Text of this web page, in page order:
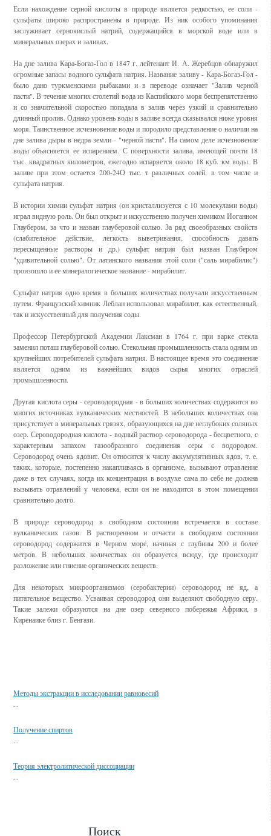
Если нахождение серной кислоты в природе является редкостью, ее соли -
сульфаты широко распространены в природе. Из ник особого упоминания
заслуживает сернокислый натрий, содержащийся в морской воде или в
минеральных озерах и заливах.
На дне залива Кара-Богаз-Гол в 1847 г. лейтенант И. А. Жеребцов обнаружил
огромные запасы водного сульфата натрия. Название заливу - Кара-Богаз-Гол -
было дано туркменскими рыбаками и в переводе означает "Залив черной
паcти". В течение многих столетий вода из Каспийского моря беспрепятственно
и со значительной скоростью попадала в залив через узкий и сравнительно
длинный пролив. Однако уровень воды в заливе всегда сказывался ниже уровня
моря. Таинственное исчезновение воды и породило представление о наличии на
дне залива дыры в недра земли - "черной пасти". На самом деле исчезновение
воды объясняется ее испарением. С поверхности залива, имеющей почти 18
тыс. квадратных километров, ежегодно испаряется около 18 куб. км воды. В
заливе при этом остается 200-24О тыс. т различных солей, в том числе и
сульфата натрия.
В истории химии сульфат натрия (он кристаллизуется с 10 молекулами воды)
играл видную роль. Он был открыт и искусственно получен химиком Иоганном
Глаубером, за что и назван глауберовой солью. За ряд своеобразных свойств
(слабительное действие, легкость выветривания, способность давать
пересыщенные растворы и др.) сульфат натрия был назван Глаубером
"удивительной солью". От латинского названия этой соли ("саль мирабилис")
произошло и ее минералогическое название - мирабилит.
Сульфат натрия одно время в больших количествах получали искусственным
путем. Французский химник Леблан использовал мирабилит, как естественный,
так и искусственный для получения соды.
Профессор Петербургской Академии Лаксман в 1764 г. при варке стекла
заменил поташ глауберовой солью. Стекольная промышленность стала одним из
крупнейших потребителей сульфата натрия. В настоящее время это соединение
является одним из важнейших видов сырья многих отраслей
промышленности.
Другая кислота серы - сероводородная - в больших количествах содержится во
многих источниках вулканических местностей. В небольших количествах она
присутствует в минеральных грязях, образующихся на дне неглубоких соляных
озер. Сероводородная кислота - водный раствор сероводорода - бесцветного, с
характерным запахом газообразного соединения серы с водородом.
Сероводород очень ядовит. Он относится к числу аккумулятивных ядов, т. е.
таких, которые, постепенно накапливаясь в организме, вызывают отравление
даже в тех случаях, когда их концентрация в воздухе сама по себе не должна
вызывать отравлений у человека, если он не находится в этом помещении
сравнительно долго.
В природе сероводород в свободном состоянии встречается в составе
вулканических газов. В растворенном и отчасти в свободном состоянии
сероводород содержится в Черном море, начиная с глубины 200 и более
метров. В небольших количествах он образуется всюду, где происходит
разложение или гниение органических веществ.
Для некоторых микроорганизмов (серобактерии) сероводород не яд, а
питательное вещество. Усваивая сероводород они выделяют свободную серу.
Такие залежи образуются на дне озер северного побережья Африки, в
Киренаике близ г. Бенгази.
Методы экстракции в исследовании равновесий
...
Получение спиртов
...
Теория электролитической диссоциации
...
Поиск